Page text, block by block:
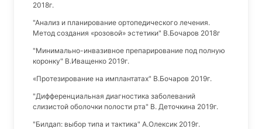
2018г.
"Анализ и планирование ортопедического лечения.
Метод создания «розовой» эстетики" В.Бочаров 2018г
"Минимально-инвазивное препарирование под полную
коронку" В.Иващенко 2019г.
«Протезирование на имплантатах" В.Бочаров 2019г.
"Дифференциальная диагностика заболеваний
слизистой оболочки полости рта" В. Деточкина 2019г.
"Билдап: выбор типа и тактика" А.Олексик 2019г.